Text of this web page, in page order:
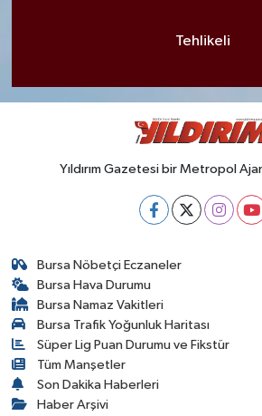
Tehlikeli
Yıldırım Gazetesi bir Metropol
Bursa Nöbetçi Eczaneler
Bursa Hava Durumu
Bursa Namaz Vakitleri
Bursa Trafik Yoğunluk Haritası
Süper Lig Puan Durumu ve Fikstür
Tüm Manşetler
Son Dakika Haberleri
Haber Arşivi